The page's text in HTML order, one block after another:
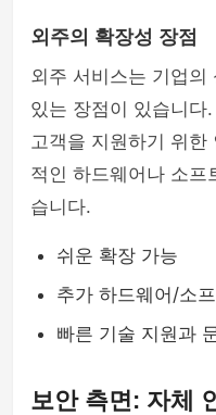
외주의 확장성 장점
외주 서비스는 기업의
있는 장점이 있습니다
고객을 지원하기 위한
적인 하드웨어나 소프
습니다.
쉬운 확장 가능
추가 하드웨어/소
빠른 기술 지원과
보안 측면: 자체